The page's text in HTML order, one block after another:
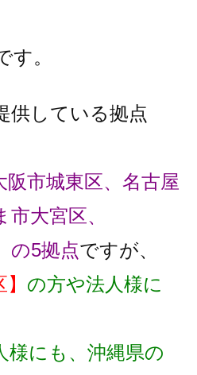
す。
供している拠点
阪市城東区、名古屋
大宮区、
の5拠点ですが、
の方や法人様に
様にも、沖縄県の